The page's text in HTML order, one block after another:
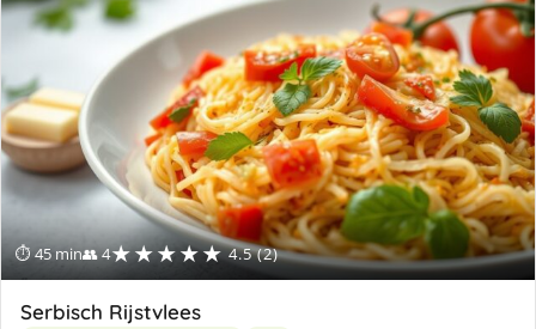
⏱ 45 min👥 4★★★★★ 4.5 (2)
Serbisch Rijstvlees